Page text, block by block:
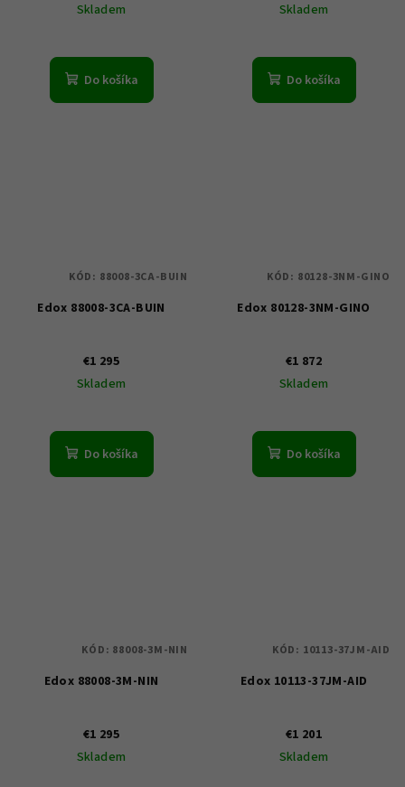
Skladem
Do košíka
Skladem
Do košíka
Edox 88008-3CA-BUIN
€1 295
Skladem
Do košíka
KÓD: 88008-3CA-BUIN
Edox 80128-3NM-GINO
€1 872
Skladem
Do košíka
KÓD: 80128-3NM-GINO
Edox 88008-3M-NIN
€1 295
Skladem
KÓD: 88008-3M-NIN
Edox 10113-37JM-AID
€1 201
Skladem
KÓD: 10113-37JM-AID